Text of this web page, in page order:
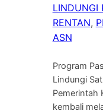
LINDUNGI
RENTAN,
ASN
Program
Lindungi
Pemerintah
kembali